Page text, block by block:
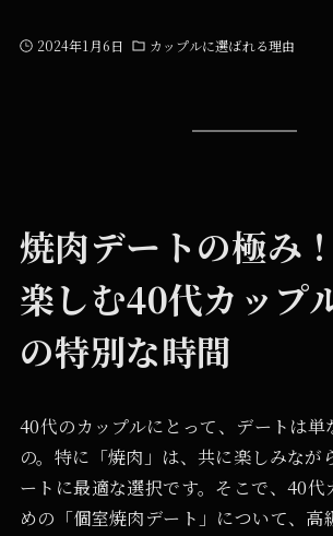
2024年1月6日 カップルに選ばれる理由
焼肉デートの極み
楽しむ40代カップ
の特別な時間
40代のカップルにとって、デートは単
の。特に「焼肉」は、共に楽しみなが
ートに最適な選択です。そこで、40代
めの「個室焼肉デート」について、